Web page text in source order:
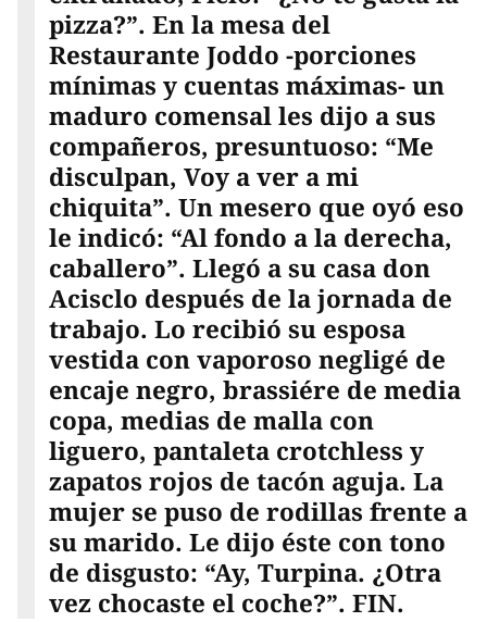
pizza?”. En la mesa del
Restaurante Joddo -porciones
mínimas y cuentas máximas- un
maduro comensal les dijo a sus
compañeros, presuntuoso: “Me
disculpan, Voy a ver a mi
chiquita”. Un mesero que oyó eso
le indicó: “Al fondo a la derecha,
caballero”. Llegó a su casa don
Acisclo después de la jornada de
trabajo. Lo recibió su esposa
vestida con vaporoso negligé de
encaje negro, brassiére de media
copa, medias de malla con
liguero, pantaleta crotchless y
zapatos rojos de tacón aguja. La
mujer se puso de rodillas frente a
su marido. Le dijo éste con tono
de disgusto: “Ay, Turpina. ¿Otra
vez chocaste el coche?”. FIN.